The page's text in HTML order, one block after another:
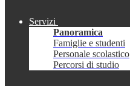
Servizi
Panoramica
Famiglie e studenti
Personale scolastico
Percorsi di studio